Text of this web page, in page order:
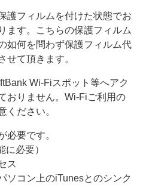
護フィルムを付けた状態でお
ます。こちらの保護フィルム
如何を問わず保護フィルム代
せて頂きます。
Wi-Fiスポット等へアク
おりません。Wi-Fiご利用の
ください。
必要です。
必要）
ス
コン上のiTunesとのシンク